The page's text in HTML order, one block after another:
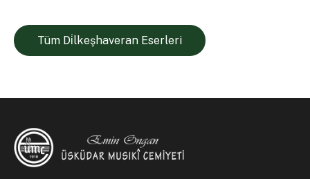
Tüm Di̇lkeşhaveran Eserleri